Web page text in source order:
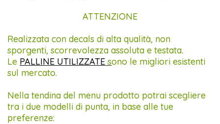
ATTENZIONE
Realizzata con decals di alta qualità, non
sporgenti, scorrevolezza assoluta e testata.
Le PALLINE UTILIZZATE sono le migliori esistenti
sul mercato.
Nella tendina del menu prodotto potrai scegliere
tra i due modelli di punta, in base alle tue
preferenze: